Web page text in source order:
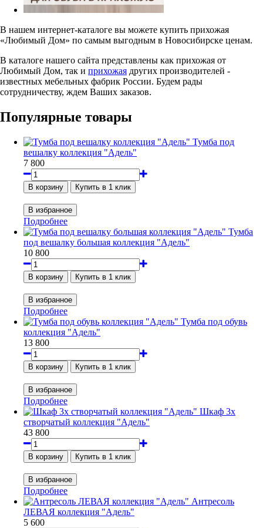
В нашем интернет-каталоге вы можете купить прихожая
«Любимый Дом» по самым выгодным в Новосибирске ценам.
В каталоге нашего сайта представлены как прихожая от
Любимый Дом, так и прихожая других производителей -
известных мебельных фабрик России. Будем рады
сотрудничеству, ждем Ваших заказов.
Популярные товары
Тумба под
вешалку коллекция "Адель"
7 800
Подробнее
Тумба
под вешалку большая коллекция "Адель"
10 800
Подробнее
Тумба под обувь
коллекция "Адель"
13 800
Подробнее
Шкаф 3х
створчатый коллекция "Адель"
43 800
Подробнее
Антресоль
ЛЕВАЯ коллекция "Адель"
5 600